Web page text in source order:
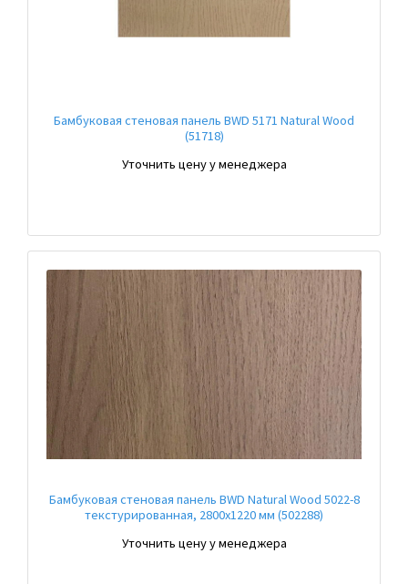
Бамбуковая стеновая панель BWD 5171 Natural Wood
(51718)
Уточнить цену у менеджера
Бамбуковая стеновая панель BWD Natural Wood 5022-8
текстурированная, 2800x1220 мм (502288)
Уточнить цену у менеджера